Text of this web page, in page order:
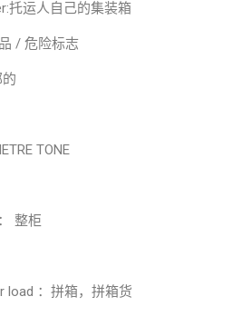
托运人自己的集装箱
/ 危险标志
TONE
整柜
load ：拼箱，拼箱货